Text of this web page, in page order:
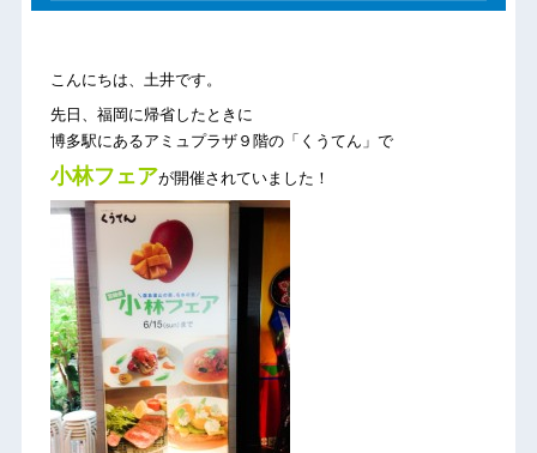
こんにちは、土井です。
先日、福岡に帰省したときに
博多駅にあるアミュプラザ９階の「くうてん」で
小林フェアが開催されていました！